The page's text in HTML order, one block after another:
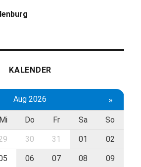
KALENDER
Aug 2026 »
Mi Do Fr Sa So
30 31 01 02
06 07 08 09